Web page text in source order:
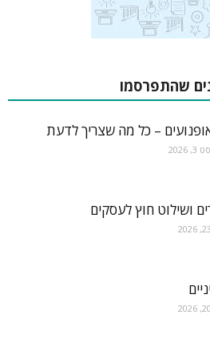
שהתפרסמו
– כל מה שצריך לדעת
2026
ושילוט חוץ לעסקים